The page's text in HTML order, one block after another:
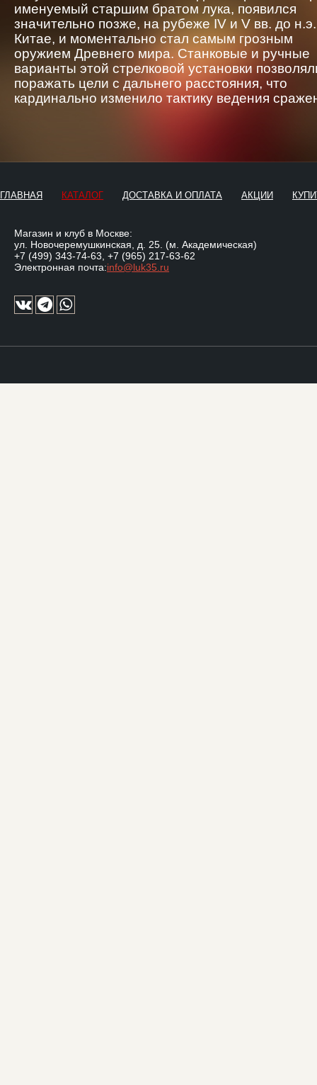
именуемый старшим братом лука, появился
значительно позже, на рубеже IV и V вв. до
Китае, и моментально стал самым грозным
оружием Древнего мира. Станковые и ручные
варианты этой стрелковой установки
поражать цели с дальнего расстояния, что
кардинально изменило тактику ведения
ГЛАВНАЯ КАТАЛОГ ДОСТАВКА И ОПЛАТА АКЦИИ
Магазин и клуб в Москве:
ул. Новочеремушкинская, д. 25. (м. Академическая)
+7 (499) 343-74-63 +7 (965) 217-63-62
Электронная почта:info@luk35.ru